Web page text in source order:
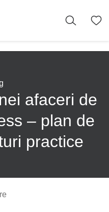
afaceri de
– plan de
practice